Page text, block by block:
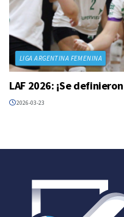
LIGA ARGENTINA FEMENINA
LAF 2026: ¡Se
2026-03-23